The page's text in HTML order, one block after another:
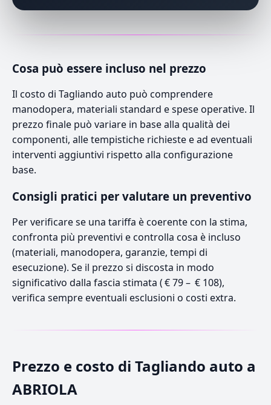
Cosa può essere incluso nel prezzo
Il costo di Tagliando auto può comprendere
manodopera, materiali standard e spese operative. Il
prezzo finale può variare in base alla qualità dei
componenti, alle tempistiche richieste e ad eventuali
interventi aggiuntivi rispetto alla configurazione
base.
Consigli pratici per valutare un preventivo
Per verificare se una tariffa è coerente con la stima,
confronta più preventivi e controlla cosa è incluso
(materiali, manodopera, garanzie, tempi di
esecuzione). Se il prezzo si discosta in modo
significativo dalla fascia stimata ( € 79 – € 108),
verifica sempre eventuali esclusioni o costi extra.
Prezzo e costo di Tagliando auto a
ABRIOLA